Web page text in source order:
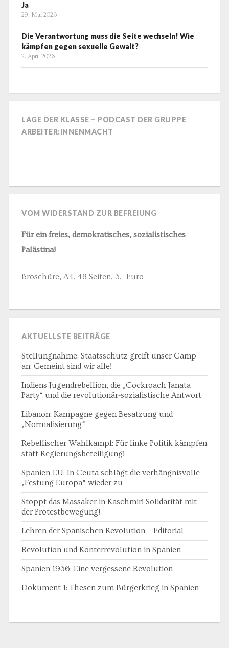
Ja
29. Mai 2026
Die Verantwortung muss die Seite wechseln! Wie
kämpfen gegen sexuelle Gewalt?
2. April 2026
LAGE DER KLASSE – PODCAST DER GRUPPE
ARBEITER:INNENMACHT
VOM WIDERSTAND ZUR BEFREIUNG
Für ein freies, demokratisches, sozialistisches
Palästina!
Broschüre, A4, 48 Seiten, 3,- Euro
AKTUELLSTE BEITRÄGE
Stellungnahme: Staatsschutz greift unser Camp
an: Gemeint sind wir alle!
Indiens Jugendrebellion, die „Cockroach Janata
Party“ und die revolutionär-sozialistische Antwort
Libanon: Kampagne gegen Besatzung und
„Normalisierung“
Rebellischer Wahlkampf: Für linke Politik kämpfen
statt Regierungsbeteiligung!
Spanien-EU: In Ceuta schlägt die verhängnisvolle
„Festung Europa“ wieder zu
Stoppt das Massaker in Kaschmir! Solidarität mit
der Protestbewegung!
Lehren der Spanischen Revolution – Editorial
Revolution und Konterrevolution in Spanien
Spanien 1936: Eine vergessene Revolution
Dokument 1: Thesen zum Bürgerkrieg in Spanien